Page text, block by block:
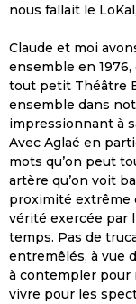
nous fallait le
Claude et moi
ensemble en
tout petit Théâtre
ensemble dans
impressionnant à
Avec Aglaé en
mots qu’on peut
artère qu’on voit
proximité extrême
vérité exercée par
temps. Pas de
entremêlés, à vue
à contempler pour
vivre pour les